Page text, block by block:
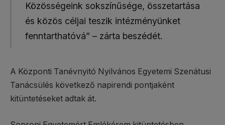
Közösségeink sokszínűsége, összetartása
és közös céljai teszik intézményünket
fenntarthatóvá” – zárta beszédét.
A Központi Tanévnyitó Nyilvános Egyetemi Szenátusi
Tanácsülés következő napirendi pontjaként
kitüntetéseket adtak át.